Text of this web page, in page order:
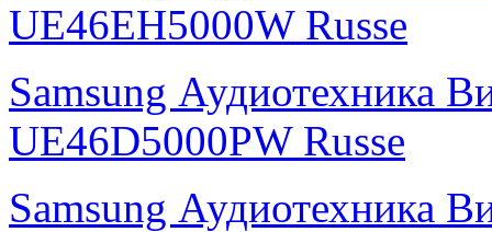
UE46EH5000W Russe
Samsung Аудиотехника
UE46D5000PW Russe
Samsung Аудиотехника